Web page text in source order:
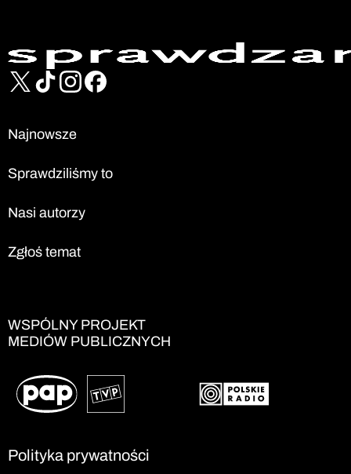
Najnowsze
Sprawdziliśmy to
Nasi autorzy
Zgłoś temat
WSPÓLNY PROJEKT
MEDIÓW PUBLICZNYCH
Polityka prywatności